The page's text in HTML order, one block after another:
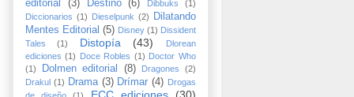
editorial
(3) Destino (6) Dibbuks
(1)
Diccionarios (1) Dieselpunk (2)
Dilatando
Mentes Editorial (5) Disney (1) Dissident
Tales
(1) Distopía (43)
Dlorean
ediciones (1) Doce Robles (1) Doctor Who
(1)
Dolmen editorial (8) Dragones
(2)
Drakul (1) Drama (3) Drímar (4) Drogas